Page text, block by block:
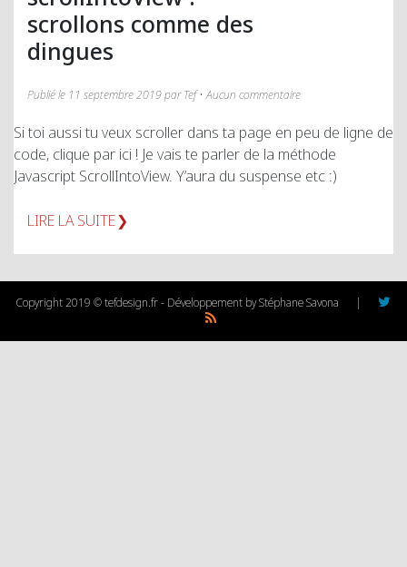
scrollons comme des
dingues
Publié le 11 septembre 2019 par Tef • Aucun commentaire
Si toi aussi tu veux scroller dans ta page en peu de ligne de
code, clique par ici ! Je vais te parler de la méthode
Javascript ScrollIntoView. Y’aura du suspense etc :)
LIRE LA SUITE
Copyright 2019 © tefdesign.fr - Développement by Stéphane Savona |